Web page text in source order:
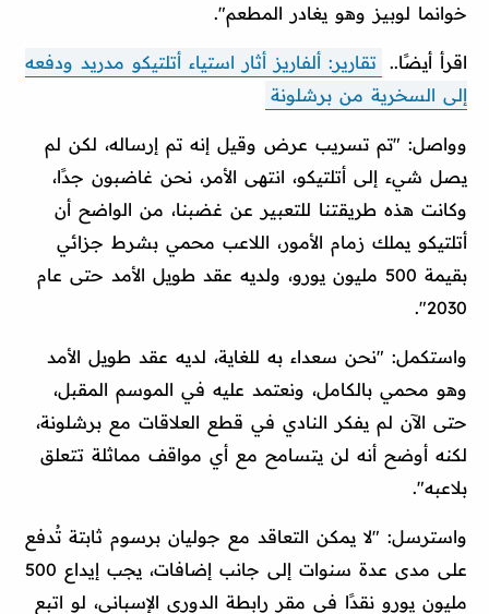
خوانما لوبيز وهو يغادر المطعم".
اقرأ أيضًا..
تقارير: ألفاريز أثار استياء أتلتيكو مدريد ودفعه
إلى السخرية من برشلونة
وواصل: "تم تسريب عرض وقيل إنه تم إرساله، لكن لم
يصل شيء إلى أتلتيكو، انتهى الأمر، نحن غاضبون جدًا،
وكانت هذه طريقتنا للتعبير عن غضبنا، من الواضح أن
أتلتيكو يملك زمام الأمور، اللاعب محمي بشرط جزائي
بقيمة 500 مليون يورو، ولديه عقد طويل الأمد حتى عام
2030".
واستكمل: "نحن سعداء به للغاية، لديه عقد طويل الأمد
وهو محمي بالكامل، ونعتمد عليه في الموسم المقبل،
حتى الآن لم يفكر النادي في قطع العلاقات مع برشلونة،
لكنه أوضح أنه لن يتسامح مع أي مواقف مماثلة تتعلق
بلاعبه".
واسترسل: "لا يمكن التعاقد مع جوليان برسوم ثابتة تُدفع
على مدى عدة سنوات إلى جانب إضافات، يجب إيداع 500
مليون يورو نقدًا في مقر رابطة الدوري الإسباني، لو اتبع